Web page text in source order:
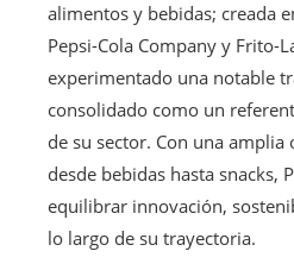
alimentos y bebidas; creada
Pepsi-Cola Company y Frito-
experimentado una notable
consolidado como un
de su sector. Con una amplia
desde bebidas hasta snacks,
equilibrar innovación,
lo largo de su trayectoria.